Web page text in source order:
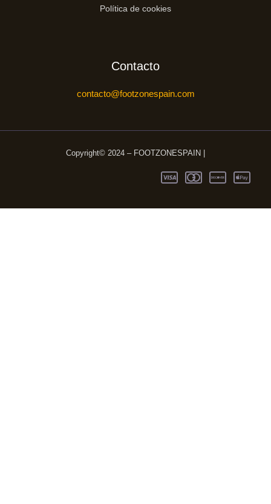
Política de cookies
Contacto
contacto@footzonespain.com
Copyright© 2024 – FOOTZONESPAIN |